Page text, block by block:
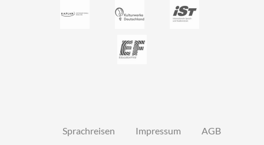
Sprachreisen Impressum AGB